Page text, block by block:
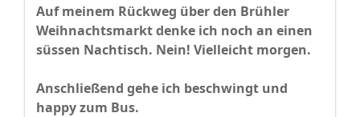
Auf meinem Rückweg über den Brühler
Weihnachtsmarkt denke ich noch an einen
süssen Nachtisch. Nein! Vielleicht morgen.
Anschließend gehe ich beschwingt und
happy zum Bus.